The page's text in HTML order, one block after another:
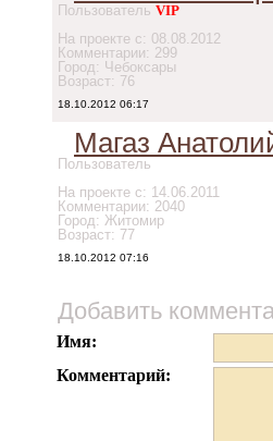
Пользователь VIP
На проекте с: 08.08.2012
Комментарии: 299
Город: Чебоксары
Возраст: 76
18.10.2012 06:17
Магаз
Пользователь
На проекте с: 14.06.2011
Комментарии: 2040
Город: Житомир
Возраст: 77
18.10.2012 07:16
Добавить
Имя:
Комментарий: